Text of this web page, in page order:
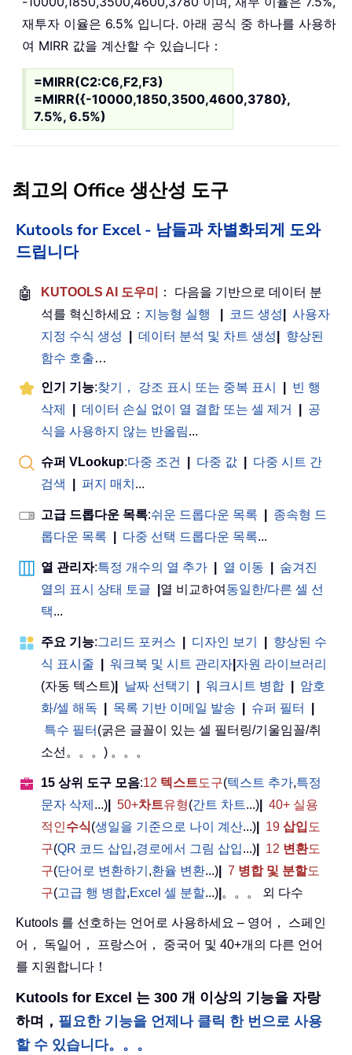
재투자 이율은 6.5% 입니다. 아래 공식 중 하나를 사용하
여 MIRR 값을 계산할 수 있습니다：
=MIRR(C2:C6,F2,F3)
=MIRR({-10000,1850,3500,4600,3780},
7.5%, 6.5%)
최고의 Office 생산성 도구
Kutools for Excel - 남들과 차별화되게 도와
드립니다
🤖 KUTOOLS AI 도우미
： 다음을 기반으로 데이터 분
석를 혁신하세요： 지능형 실행 코드 생성
사용자
지정 수식 생성
데이터 분석 및 차트 생성
향상된
함수 호출…
인기 기능:찾기， 강조 표시 또는 중복 표시
빈 행
삭제
데이터 손실 없이 열 결합 또는 셀 제거
공
식을 사용하지 않는 반올림...
슈퍼 VLookup:다중 조건 다중 값
다중 시트 간
검색
퍼지 매치 ...
고급 드롭다운 목록:쉬운 드롭다운 목록
종속형 드
롭다운 목록
다중 선택 드롭다운 목록...
열 관리자:특정 개수의 열 추가 열 이동
숨겨진
열의 표시 상태 토글
열 비교하여 동일한/다른 셀 선
택...
주요 기능:그리드 포커스 디자인 보기
향상된 수
식 표시줄
워크북 및 시트 관리자 자원 라이브러리
(자동 텍스트)
날짜 선택기 워크시트 병합
암호
화/셀 해독
목록 기반 이메일 발송 슈퍼 필터
특수 필터 (굵은 글꼴이 있는 셀 필터링/기울임꼴/취
소선。。。) 。。。
15 상위 도구 모음:12 텍스트도구(텍스트 추가,특정
문자 삭제 ...) 50+차트유형(간트 차트...)
40+ 실용
적인수식(생일을 기준으로 나이 계산...) 19 삽입 도
구(QR 코드 삽입,경로에서 그림 삽입...) 12 변환도
구(단어로 변환하기 ,환율 변환...) 7 병합 및 분할도
구(고급 행 병합,Excel 셀 분할...) 。。。 외 다수
Kutools 를 선호하는 언어로 사용하세요 – 영어， 스페인
어， 독일어， 프랑스어， 중국어 및 40+개의 다른 언어
를 지원합니다！
Kutools for Excel 는 300 개 이상의 기능을 자랑
하며， 필요한 기능을 언제나 클릭 한 번으로 사용
할 수 있습니다。。。